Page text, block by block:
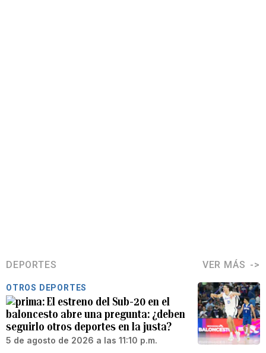
DEPORTES VER MÁS
OTROS DEPORTES
El estreno del Sub-20 en el
baloncesto abre una pregunta: ¿deben
seguirlo otros deportes en la justa?
5 de agosto de 2026 a las 11:10 p.m.